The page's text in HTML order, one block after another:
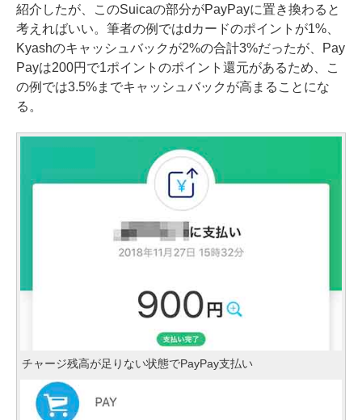
紹介したが、このSuicaの部分がPayPayに置き換わると
考えればいい。筆者の例ではdカードのポイントが1%、
Kyashのキャッシュバックが2%の合計3%だったが、Pay
Payは200円で1ポイントのポイント還元があるため、こ
の例では3.5%までキャッシュバックが高まることにな
る。
チャージ残高が足りない状態でPayPay支払い